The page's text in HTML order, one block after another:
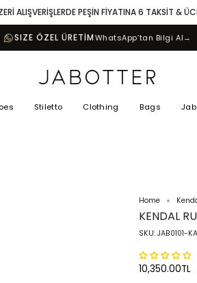
ALIŞVERİŞLERDE PEŞİN FİYATINA 6 TAKSİT &
SIZE ÖZEL ÜRETİMWhatsApp’tan Bilgi Al→
Stiletto Clothing Bags
Home
KENDAL
SKU: JAB0101-
10,350.00TL